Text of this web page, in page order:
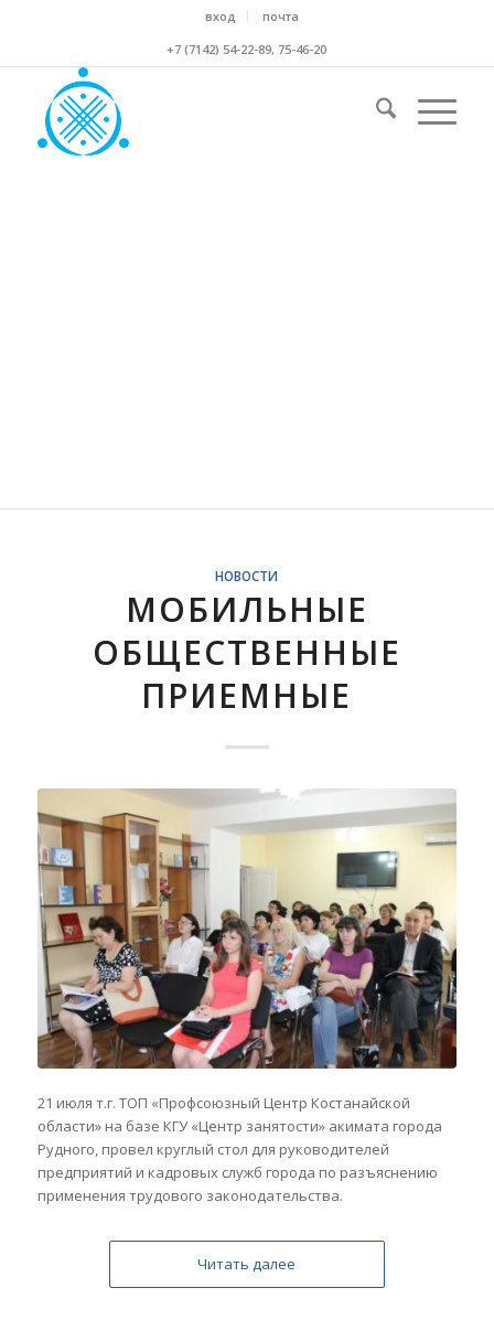
вход
почта
+7 (7142) 54-22-89, 75-46-20
НОВОСТИ
МОБИЛЬНЫЕ
ОБЩЕСТВЕННЫЕ
ПРИЕМНЫЕ
21 июля т.г. ТОП «Профсоюзный Центр Костанайской
области» на базе КГУ «Центр занятости» акимата города
Рудного, провел круглый стол для руководителей
предприятий и кадровых служб города по разъяснению
применения трудового законодательства.
Читать далее